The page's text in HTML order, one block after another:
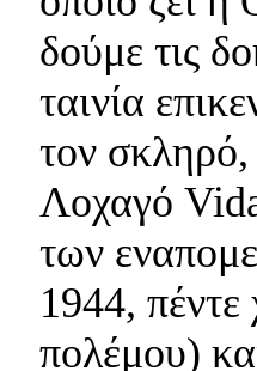
δούμε τις
ταινία
τον
Λοχαγό
των
1944, πέντε
πολέμου)